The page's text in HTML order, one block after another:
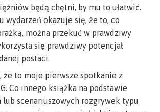
będą chętni, by mu to ułatwić.
wydarzeń okazuje się, że to, co
można przekuć w prawdziwy
się prawdziwy potencjał
postaci.
że to moje pierwsze spotkanie z
Co innego książka na podstawie
lub scenariuszowych rozgrywek typu